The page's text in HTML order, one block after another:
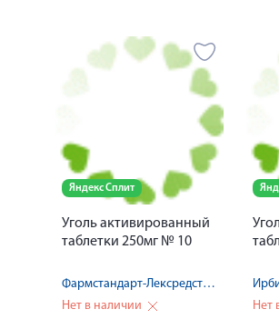
Яндекс Сплит
Уголь активированный
таблетки 250мг № 10
Фармстандарт-Лексредства ОАО
Нет в наличии
Нет